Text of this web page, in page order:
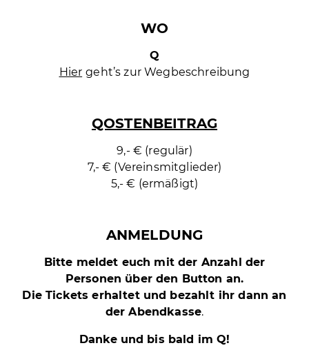
WO
Q
Hier geht’s zur Wegbeschreibung
QOSTENBEITRAG
9,- € (regulär)
7,- € (Vereinsmitglieder)
5,- € (ermäßigt)
ANMELDUNG
Bitte meldet euch mit der Anzahl der
Personen über den Button an.
Die Tickets erhaltet und bezahlt ihr dann an
der Abendkasse.
Danke und bis bald im Q!